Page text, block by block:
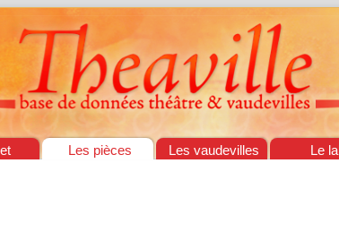
Les pièces Les vaudevilles Le